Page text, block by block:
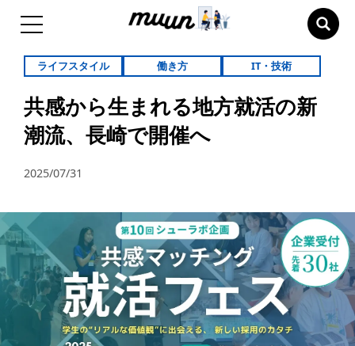
ライフスタイル 働き方 IT・技術
共感から生まれる地方就活の新
潮流、長崎で開催へ
2025/07/31